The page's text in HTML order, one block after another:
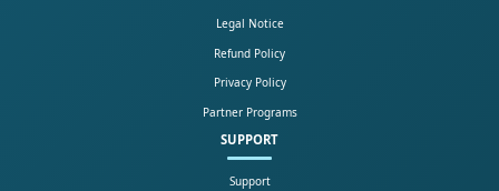
Legal Notice
Refund Policy
Privacy Policy
Partner Programs
SUPPORT
Support